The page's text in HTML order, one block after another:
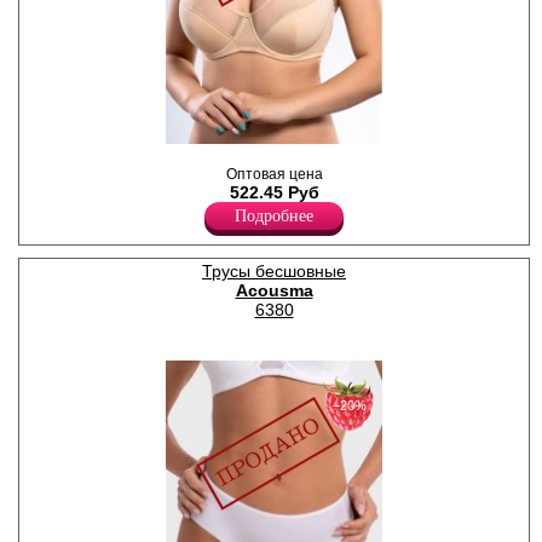
чашкой на тонком поролоне,
на косточках, отделка
сеточкой. Бретели
регулируются по длине, НЕ
съемные.
Нейлон 88%
Спандекс 12%
Оптовая цена
522.45 Руб
Подробнее
Трусы бесшовные
Acousma
6380
−20%